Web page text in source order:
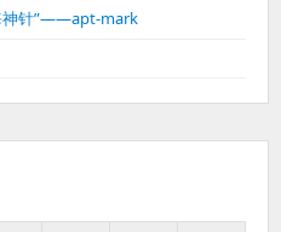
神针”——apt-mark